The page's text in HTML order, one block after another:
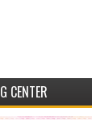
CENTER